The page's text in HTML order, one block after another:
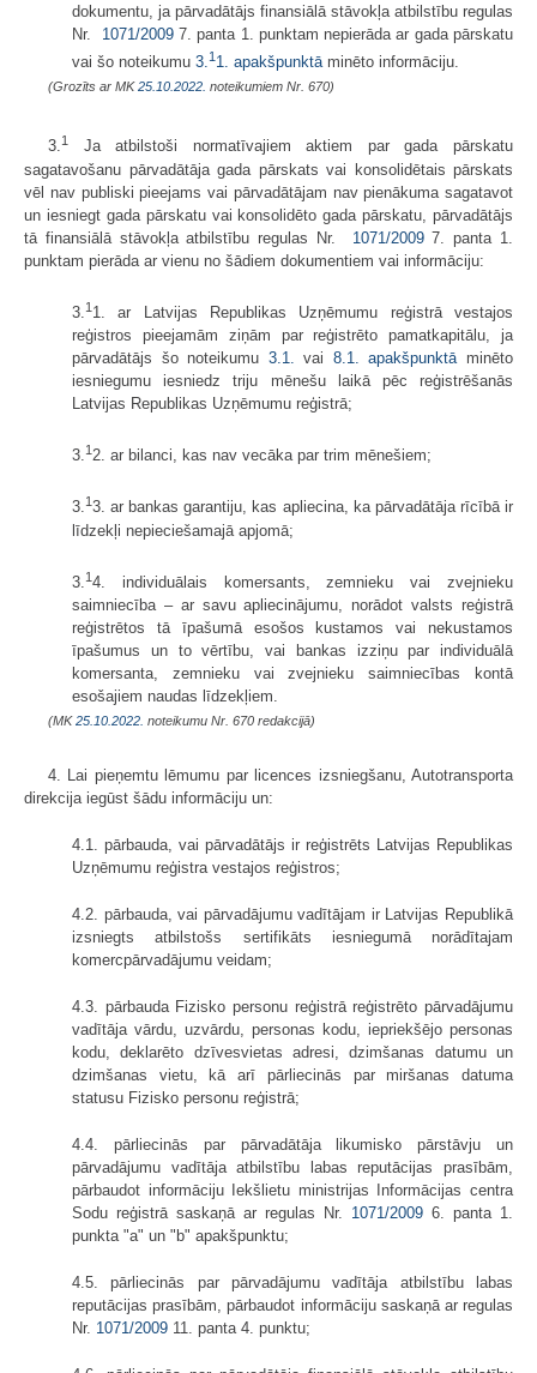
dokumentu, ja pārvadātājs finansiālā stāvokļa atbilstību regulas
Nr.
1071/2009 7. panta 1. punktam nepierāda ar gada pārskatu
vai šo noteikumu 3.1 1. apakšpunktāminēto informāciju.
(Grozīts ar MK25.10.2022. noteikumiem Nr. 670)
3.1
Ja atbilstoši normatīvajiem aktiem par gada pārskatu
sagatavošanu pārvadātāja gada pārskats vai konsolidētais pārskats
vēl nav publiski pieejams vai pārvadātājam nav pienākuma sagatavot
un iesniegt gada pārskatu vai konsolidēto gada pārskatu, pārvadātājs
tā finansiālā stāvokļa atbilstību regulas Nr.
1071/20097. panta 1.
punktam pierāda ar vienu no šādiem dokumentiem vai informāciju:
3. 1 1. ar Latvijas Republikas Uzņēmumu reģistrā vestajos
reģistros pieejamām ziņām par reģistrēto pamatkapitālu, ja
pārvadātājs šo noteikumu 3.1. vai 8.1. apakšpunktā minēto
iesniegumu iesniedz triju mēnešu laikā pēc reģistrēšanās
Latvijas Republikas Uzņēmumu reģistrā;
3.12. ar bilanci, kas nav vecāka par trim mēnešiem;
3.13. ar bankas garantiju, kas apliecina, ka pārvadātāja rīcībā ir
līdzekļi nepieciešamajā apjomā;
3. 14. individuālais komersants, zemnieku vai zvejnieku
saimniecība – ar savu apliecinājumu, norādot valsts reģistrā
reģistrētos tā īpašumā esošos kustamos vai nekustamos
īpašumus un to vērtību, vai bankas izziņu par individuālā
komersanta, zemnieku vai zvejnieku saimniecības kontā
esošajiem naudas līdzekļiem.
(MK25.10.2022. noteikumu Nr. 670 redakcijā)
4. Lai pieņemtu lēmumu par licences izsniegšanu, Autotransporta
direkcija iegūst šādu informāciju un:
4.1. pārbauda, vai pārvadātājs ir reģistrēts Latvijas Republikas
Uzņēmumu reģistra vestajos reģistros;
4.2. pārbauda, vai pārvadājumu vadītājam ir Latvijas Republikā
izsniegts atbilstošs sertifikāts iesniegumā norādītajam
komercpārvadājumu veidam;
4.3. pārbauda Fizisko personu reģistrā reģistrēto pārvadājumu
vadītāja vārdu, uzvārdu, personas kodu, iepriekšējo personas
kodu, deklarēto dzīvesvietas adresi, dzimšanas datumu un
dzimšanas vietu, kā arī pārliecinās par miršanas datuma
statusu Fizisko personu reģistrā;
4.4. pārliecinās par pārvadātāja likumisko pārstāvju un
pārvadājumu vadītāja atbilstību labas reputācijas prasībām,
pārbaudot informāciju Iekšlietu ministrijas Informācijas centra
Sodu reģistrā saskaņā ar regulas Nr. 1071/2009 6. panta 1.
punkta "a" un "b" apakšpunktu;
4.5. pārliecinās par pārvadājumu vadītāja atbilstību labas
reputācijas prasībām, pārbaudot informāciju saskaņā ar regulas
Nr. 1071/2009 11. panta 4. punktu;